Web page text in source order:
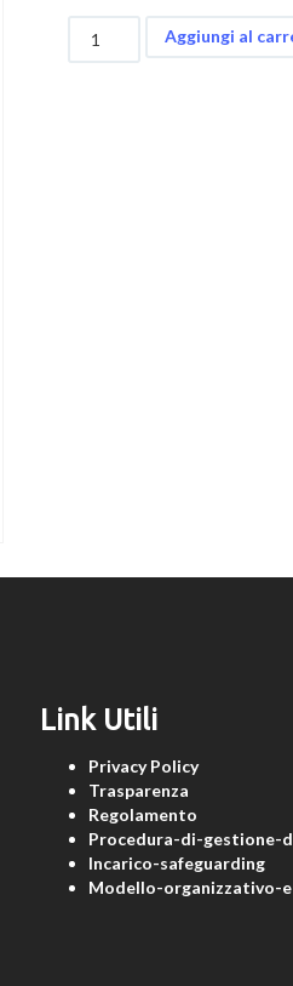
FVG
Aggiungi al
Link Utili
Privacy Policy
Trasparenza
Regolamento
Procedura-di-
Incarico-safeguarding
Modello-